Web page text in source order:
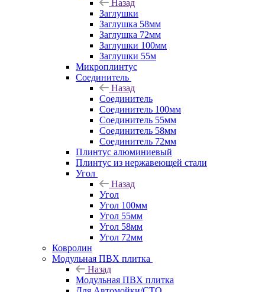
Назад
Заглушки
Заглушка 58мм
Заглушка 72мм
Заглушки 100мм
Заглушки 55м
Микроплинтус
Соединитель
Назад
Соединитель
Соединитель 100мм
Соединитель 55мм
Соединитель 58мм
Соединитель 72мм
Плинтус алюминиевый
Плинтус из нержавеющей стали
Угол
Назад
Угол
Угол 100мм
Угол 55мм
Угол 58мм
Угол 72мм
Ковролин
Модульная ПВХ плитка
Назад
Модульная ПВХ плитка